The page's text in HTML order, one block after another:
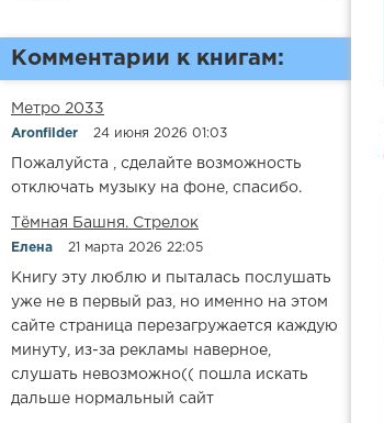
Комментарии к книгам:
Метро 2033
Aronfilder 24 июня 2026 01:03
Пожалуйста , сделайте возможность
отключать музыку на фоне, спасибо.
​​Тёмная Башня. Стрелок
Елена 21 марта 2026 22:05
Книгу эту люблю и пыталась послушать
уже не в первый раз, но именно на этом
сайте страница перезагружается каждую
минуту, из-за рекламы наверное,
слушать невозможно(( пошла искать
дальше нормальный сайт